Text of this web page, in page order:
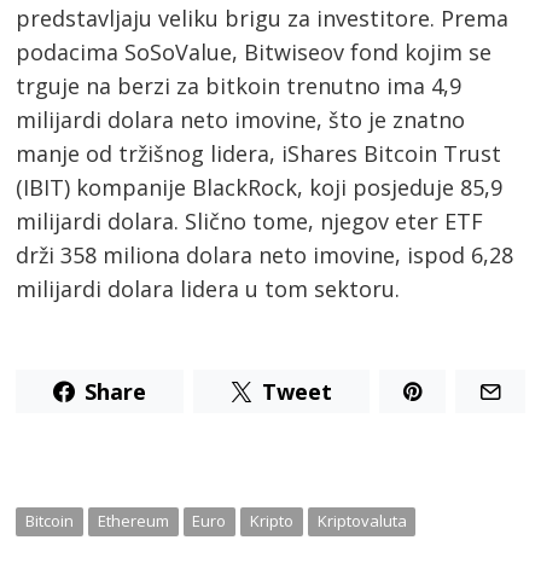
predstavljaju veliku brigu za investitore. Prema
podacima SoSoValue, Bitwiseov fond kojim se
trguje na berzi za bitkoin trenutno ima 4,9
milijardi dolara neto imovine, što je znatno
manje od tržišnog lidera, iShares Bitcoin Trust
(IBIT) kompanije BlackRock, koji posjeduje 85,9
milijardi dolara. Slično tome, njegov eter ETF
drži 358 miliona dolara neto imovine, ispod 6,28
milijardi dolara lidera u tom sektoru.
Share Tweet
Bitcoin Ethereum Euro Kripto Kriptovaluta